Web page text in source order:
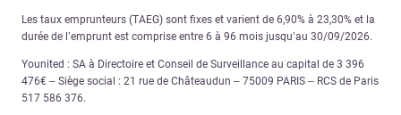
Les taux emprunteurs (TAEG) sont fixes et varient de 6,90% à 23,30% et la
durée de l’emprunt est comprise entre 6 à 96 mois jusqu’au 30/09/2026.
Younited : SA à Directoire et Conseil de Surveillance au capital de 3 396
476€ – Siège social : 21 rue de Châteaudun – 75009 PARIS – RCS de Paris
517 586 376.